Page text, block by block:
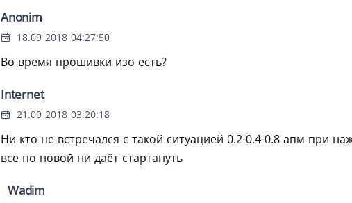
Anonim
18.09 2018 04:27:50
Во время прошивки изо есть?
Internet
21.09 2018 03:20:18
Ни кто не встречался с такой ситуацией 0.2-0.4-0.8 апм при
все по новой ни даёт стартануть
Wadim